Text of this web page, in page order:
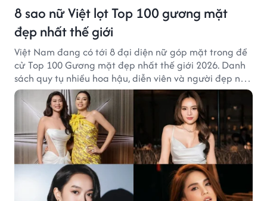
8 sao nữ Việt lọt Top 100 gương mặt
đẹp nhất thế giới
Việt Nam đang có tới 8 đại diện nữ góp mặt trong đề
cử Top 100 Gương mặt đẹp nhất thế giới 2026. Danh
sách quy tụ nhiều hoa hậu, diễn viên và người đẹp nổi
tiếng của showbiz Việt.